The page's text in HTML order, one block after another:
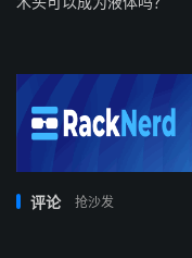
评论 抢沙发